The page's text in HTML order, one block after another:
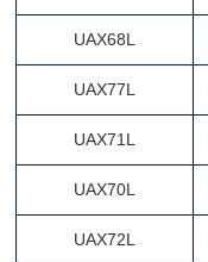
UAX68L
UAX77L
UAX71L
UAX70L
UAX72L